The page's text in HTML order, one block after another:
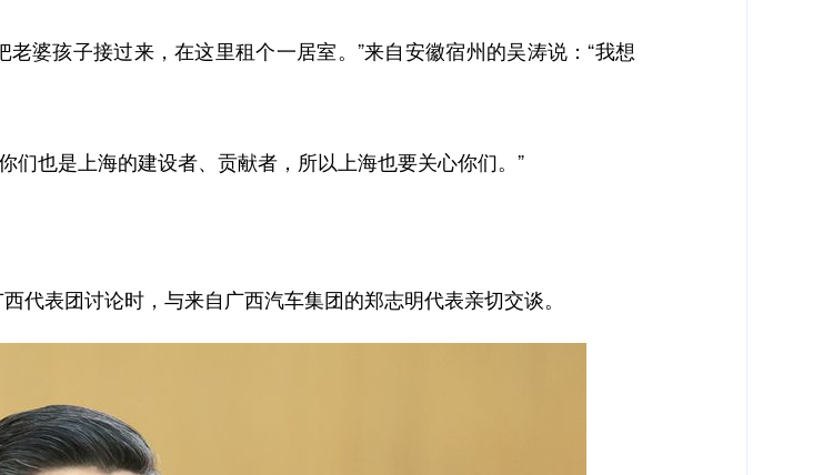
孩子接过来，在这里租个一居室。”来自安徽宿州的吴涛说：“我想
也是上海的建设者、贡献者，所以上海也要关心你们。”
表团讨论时，与来自广西汽车集团的郑志明代表亲切交谈。